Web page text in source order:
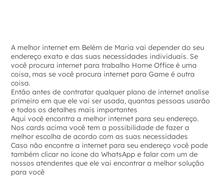
A melhor internet em Belém de Maria vai depender do seu
endereço exato e das suas necessidades individuais. Se
você procura internet para trabalho Home Office é uma
coisa, mas se você procura internet para Game é outra
coisa.
Então antes de contratar qualquer plano de internet analise
primeiro em que ele vai ser usada, quantas pessoas usarão
e todos os detalhes mais importantes
Aqui você encontra a melhor internet para seu endereço.
Nos cards acima você tem a possibilidade de fazer a
melhor escolha de acordo com as suas necessidades
Caso não encontre a internet para seu endereço você pode
também clicar no ícone do WhatsApp e falar com um de
nossos atendentes que ele vai encontrar a melhor solução
para você